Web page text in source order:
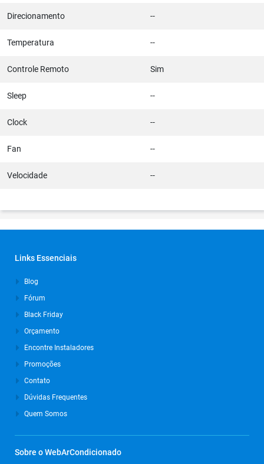
Direcionamento --
Temperatura --
Controle Remoto Sim
Sleep --
Clock --
Fan --
Velocidade --
Links Essenciais
Blog
Fórum
Black Friday
Orçamento
Encontre Instaladores
Promoções
Contato
Dúvidas Frequentes
Quem Somos
Sobre o WebArCondicionado